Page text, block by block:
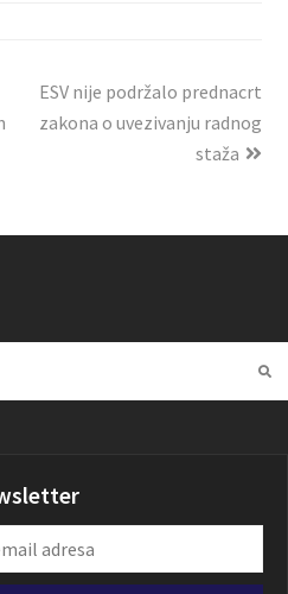
ESV nije podržalo prednacrt
zakona o uvezivanju radnog
staža